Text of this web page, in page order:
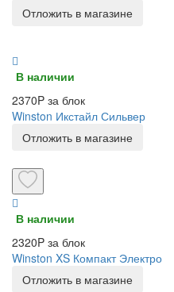
Отложить в магазине
В наличии
2370P за блок
Winston Икстайл Сильвер
Отложить в магазине
В наличии
2320P за блок
Winston XS Компакт Электро
Отложить в магазине